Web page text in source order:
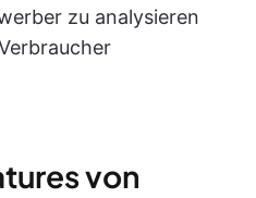
zu analysieren
von